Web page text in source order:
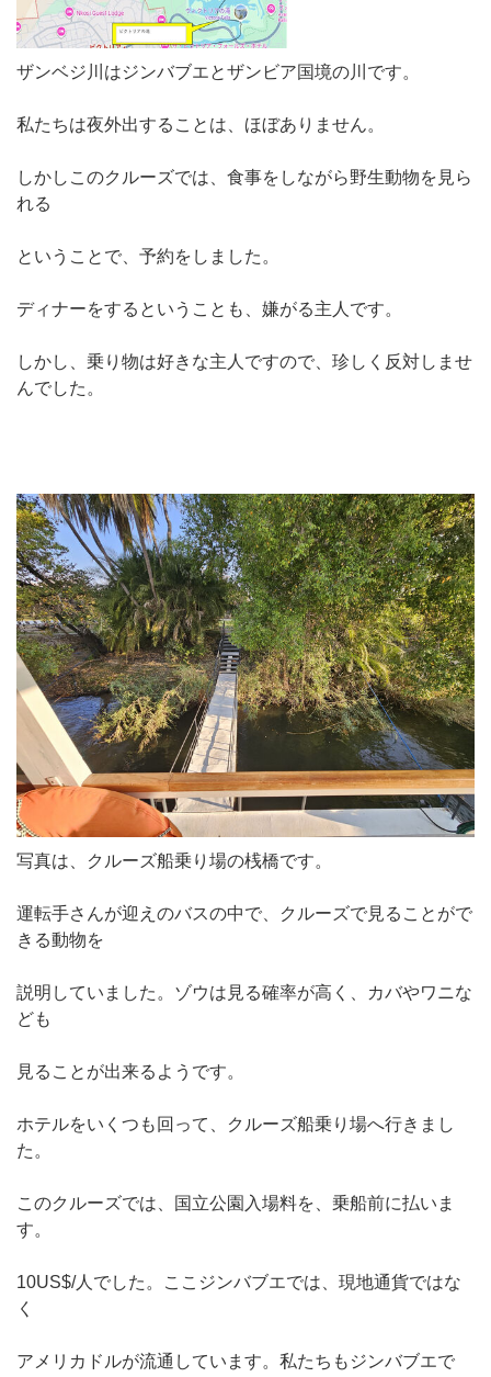
ザンベジ川はジンバブエとザンビア国境の川です。
私たちは夜外出することは、ほぼありません。
しかしこのクルーズでは、食事をしながら野生動物を見ら
れる
ということで、予約をしました。
ディナーをするということも、嫌がる主人です。
しかし、乗り物は好きな主人ですので、珍しく反対しませ
んでした。
写真は、クルーズ船乗り場の桟橋です。
運転手さんが迎えのバスの中で、クルーズで見ることがで
きる動物を
説明していました。ゾウは見る確率が高く、カバやワニな
ども
見ることが出来るようです。
ホテルをいくつも回って、クルーズ船乗り場へ行きまし
た。
このクルーズでは、国立公園入場料を、乗船前に払いま
す。
10US$/人でした。ここジンバブエでは、現地通貨ではな
く
アメリカドルが流通しています。私たちもジンバブエで